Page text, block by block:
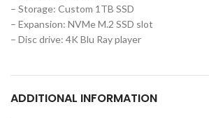
– Storage: Custom 1TB SSD
– Expansion: NVMe M.2 SSD slot
– Disc drive: 4K Blu Ray player
ADDITIONAL INFORMATION